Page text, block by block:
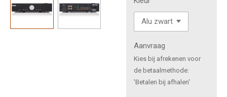
Aanvraag
Kies bij afrekenen voor
de betaalmethode:
'Betalen bij afhalen'